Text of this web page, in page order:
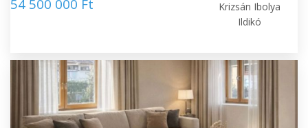
54 500 000 Ft
Krizsán Ibolya
Ildikó